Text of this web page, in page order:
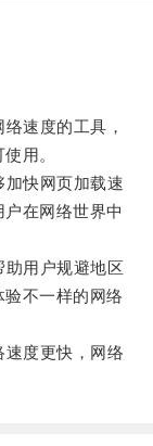
速度的工具，
用。
快网页加载速
在网络世界中
用户规避地区
不一样的网络
度更快，网络